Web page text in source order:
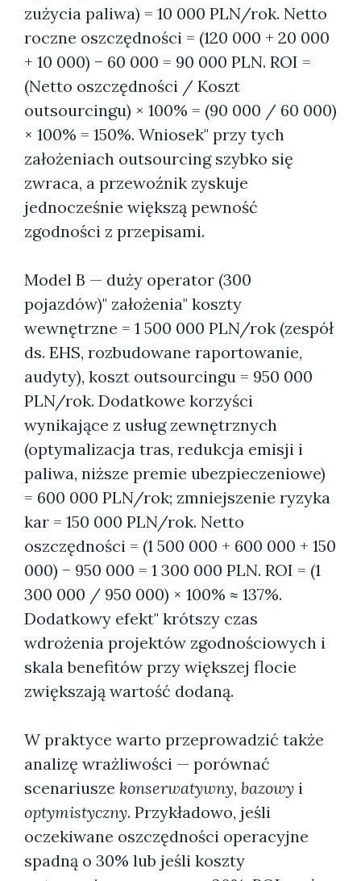
zużycia paliwa) = 10 000 PLN/rok. Netto
roczne oszczędności = (120 000 + 20 000
+ 10 000) − 60 000 = 90 000 PLN. ROI =
(Netto oszczędności / Koszt
outsourcingu) × 100% = (90 000 / 60 000)
× 100% = 150%. Wniosek" przy tych
założeniach outsourcing szybko się
zwraca, a przewoźnik zyskuje
jednocześnie większą pewność
zgodności z przepisami.
Model B — duży operator (300
pojazdów)" założenia" koszty
wewnętrzne = 1 500 000 PLN/rok (zespół
ds. EHS, rozbudowane raportowanie,
audyty), koszt outsourcingu = 950 000
PLN/rok. Dodatkowe korzyści
wynikające z usług zewnętrznych
(optymalizacja tras, redukcja emisji i
paliwa, niższe premie ubezpieczeniowe)
= 600 000 PLN/rok; zmniejszenie ryzyka
kar = 150 000 PLN/rok. Netto
oszczędności = (1 500 000 + 600 000 + 150
000) − 950 000 = 1 300 000 PLN. ROI = (1
300 000 / 950 000) × 100% ≈ 137%.
Dodatkowy efekt" krótszy czas
wdrożenia projektów zgodnościowych i
skala benefitów przy większej flocie
zwiększają wartość dodaną.
W praktyce warto przeprowadzić także
analizę wrażliwości — porównać
scenariusze konserwatywny, bazowy i
optymistyczny. Przykładowo, jeśli
oczekiwane oszczędności operacyjne
spadną o 30% lub jeśli koszty